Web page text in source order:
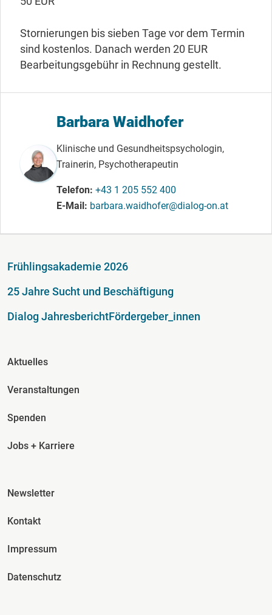
Stornierungen bis sieben Tage vor dem Termin
sind kostenlos. Danach werden 20 EUR
Bearbeitungsgebühr in Rechnung gestellt.
Barbara Waidhofer
Klinische und Gesundheitspsychologin,
Trainerin, Psychotherapeutin
Telefon +43 1 205 552 400
E-Mail barbara.waidhofer@dialog-on.at
Fußzeile
Frühlingsakademie 2026
25 Jahre Sucht und Beschäftigung
Dialog JahresberichtFördergeber_innen
Fusszeile Spalte 2
Aktuelles
Veranstaltungen
Spenden
Jobs + Karriere
Fusszeile Spalte 3
Newsletter
Kontakt
Impressum
Datenschutz